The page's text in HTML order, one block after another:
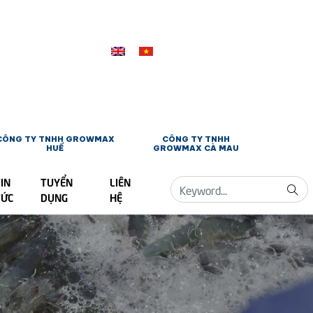
TY TNHH GROWMAX
HUẾ
CÔNG TY TNHH
GROWMAX CÀ MAU
TUYỂN
DỤNG
LIÊN
HỆ